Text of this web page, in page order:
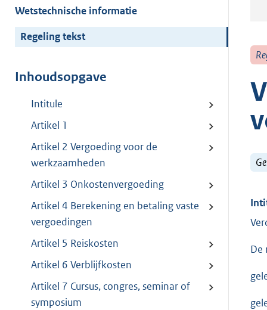
Wetstechnische informatie
Regeling tekst
Inhoudsopgave
Intitule
Artikel 1
Artikel 2 Vergoeding voor de
werkzaamheden
Artikel 3 Onkostenvergoeding
Artikel 4 Berekening en betaling vaste
vergoedingen
Artikel 5 Reiskosten
Artikel 6 Verblijfkosten
Artikel 7 Cursus, congres, seminar of
symposium
De